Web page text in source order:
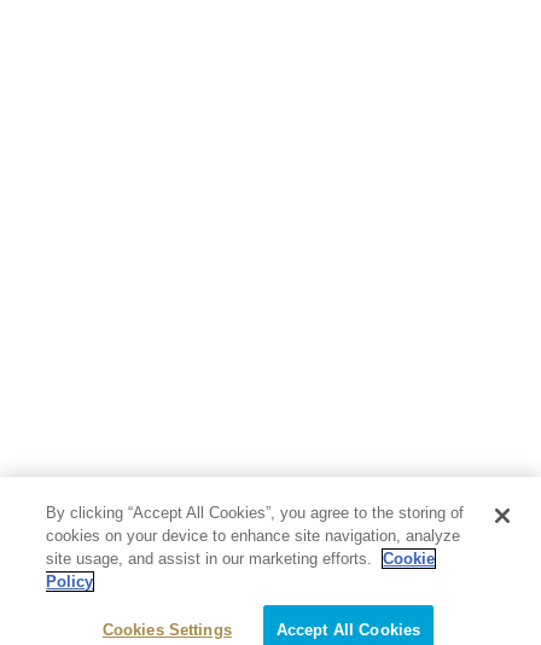
By clicking “Accept All Cookies”, you agree to the storing of
cookies on your device to enhance site navigation, analyze
site usage, and assist in our marketing efforts.
Cookie
Policy
Cookies Settings Accept All Cookies